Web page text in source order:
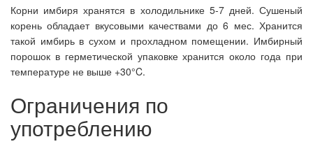
Корни имбиря хранятся в холодильнике 5-7 дней. Сушеный
корень обладает вкусовыми качествами до 6 мес. Хранится
такой имбирь в сухом и прохладном помещении. Имбирный
порошок в герметической упаковке хранится около года при
температуре не выше +30°C.
Ограничения по
употреблению